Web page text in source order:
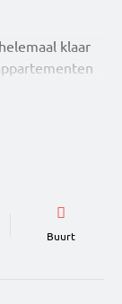
klaar
van
Buurt